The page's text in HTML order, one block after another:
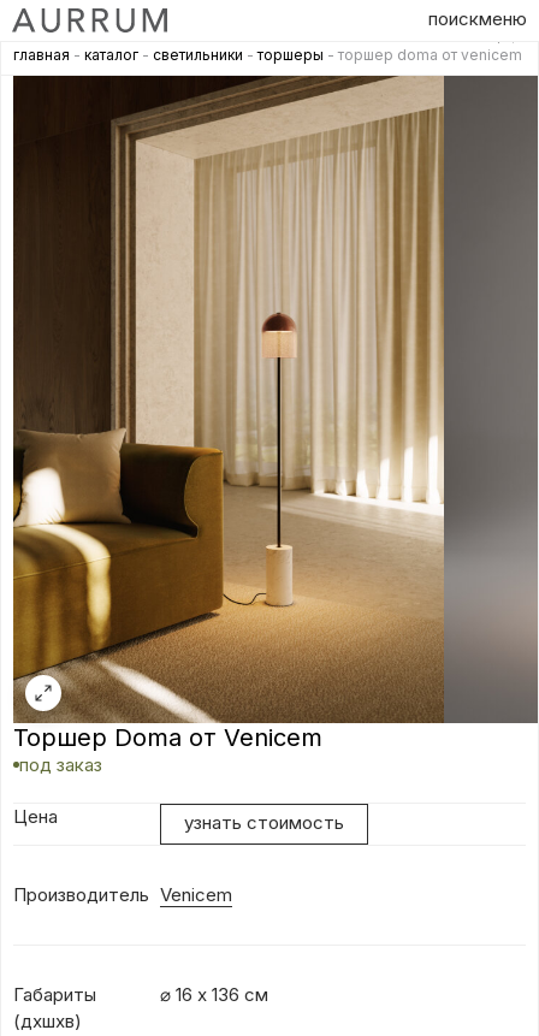
поискменю
главная - каталог - светильники -торшеры - торшер doma от venicem
Торшер Doma от Venicem
под заказ
Цена узнать стоимость
Производитель Venicem
Габариты
(дхшхв)
⌀ 16 х 136 см